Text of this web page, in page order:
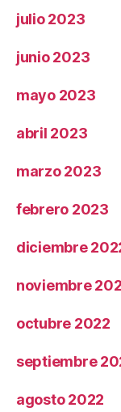
julio 2023
junio 2023
mayo 2023
abril 2023
marzo 2023
febrero 2023
diciembre
noviembre
octubre 2022
septiembre
agosto 2022